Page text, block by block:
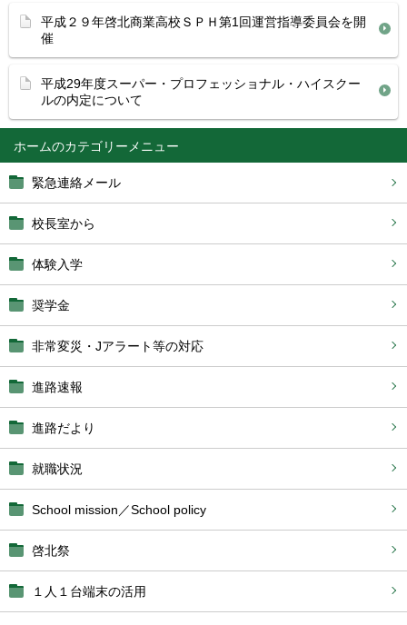
ホーム
緊急連絡メール
校長室から
体験入学
奨学金
非常変災・Jアラート等の対応
進路速報
進路だより
就職状況
School mission／School policy
啓北祭
１人１台端末の活用
平成２９年啓北商業高校ＳＰＨ第1回運営指導委員会を開
催
平成29年度スーパー・プロフェッショナル・ハイスクー
ルの内定について